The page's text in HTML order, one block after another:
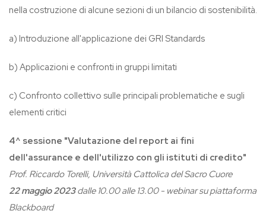
nella costruzione di alcune sezioni di un bilancio di sostenibilità.
a) Introduzione all'applicazione dei GRI Standards
b) Applicazioni e confronti in gruppi limitati
c) Confronto collettivo sulle principali problematiche e sugli
elementi critici
4^ sessione "Valutazione del report ai fini
dell'assurance e dell'utilizzo con gli istituti di credito"
Prof. Riccardo Torelli, Università Cattolica del Sacro Cuore
22 maggio 2023dalle 10.00 alle 13.00 - webinar su piattaforma
Blackboard